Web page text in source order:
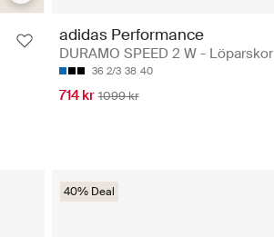
adidas Performance
DURAMO SPEED 2 W - Löparskor
36 2/3 38 40
714 kr 1099 kr
40% Deal